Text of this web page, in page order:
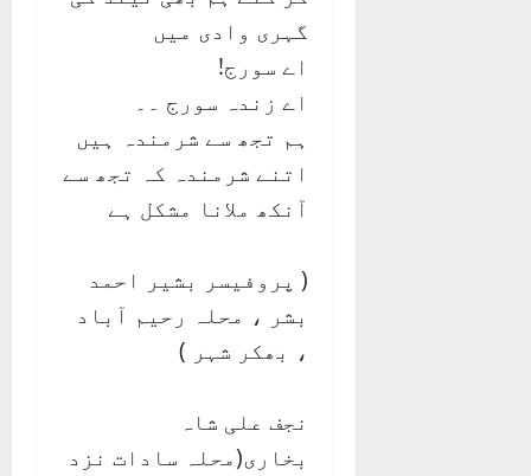
گہری وادی میں
اے سورج!
اے زندہ سورج ۔۔
ہم تجھ سے شرمندہ ہیں
اتنے شرمندہ کہ تجھ سے
آنکھ ملانا مشکل ہے
( پروفیسر بشیر احمد
بشر ، محلہ رحیم آباد
، بھکر شہر )
نجف علی شاہ
بخاری(محلہ سادات نزد